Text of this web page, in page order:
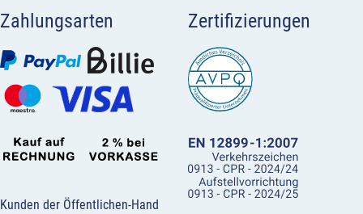
Zahlungsarten
Kunden der Öffentlichen-Hand
Zertifizierungen